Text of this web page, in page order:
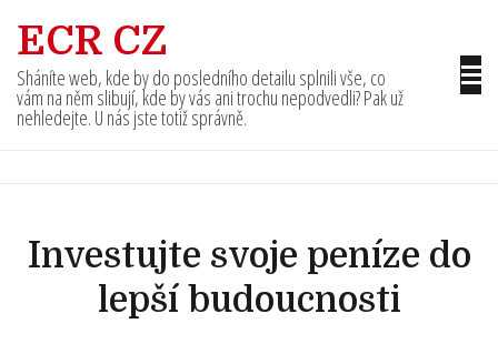
content
ECR CZ
Sháníte web, kde by do posledního detailu splnili vše, co
vám na něm slibují, kde by vás ani trochu nepodvedli? Pak už
nehledejte. U nás jste totiž správně.
Investujte svoje peníze do
lepší budoucnosti